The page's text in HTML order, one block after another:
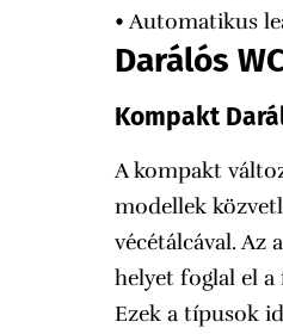
• Automatikus
Darálós
Kompakt
A kompakt
modellek
vécétálcával. Az
helyet foglal el a
Ezek a típusok